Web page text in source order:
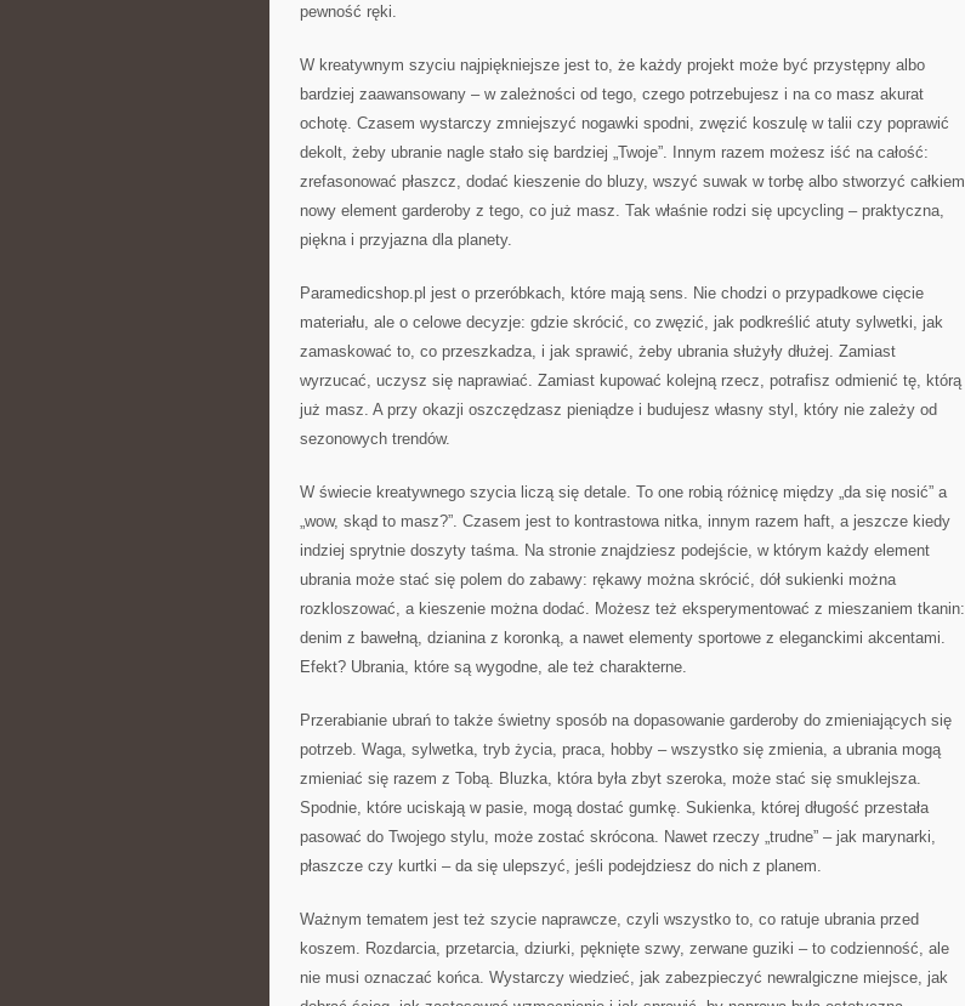
pewność ręki.
W kreatywnym szyciu najpiękniejsze jest to, że każdy projekt może być przystępny albo
bardziej zaawansowany – w zależności od tego, czego potrzebujesz i na co masz akurat
ochotę. Czasem wystarczy zmniejszyć nogawki spodni, zwęzić koszulę w talii czy poprawić
dekolt, żeby ubranie nagle stało się bardziej „Twoje”. Innym razem możesz iść na całość:
zrefasonować płaszcz, dodać kieszenie do bluzy, wszyć suwak w torbę albo stworzyć całkiem
nowy element garderoby z tego, co już masz. Tak właśnie rodzi się upcycling – praktyczna,
piękna i przyjazna dla planety.
Paramedicshop.pl jest o przeróbkach, które mają sens. Nie chodzi o przypadkowe cięcie
materiału, ale o celowe decyzje: gdzie skrócić, co zwęzić, jak podkreślić atuty sylwetki, jak
zamaskować to, co przeszkadza, i jak sprawić, żeby ubrania służyły dłużej. Zamiast
wyrzucać, uczysz się naprawiać. Zamiast kupować kolejną rzecz, potrafisz odmienić tę, którą
już masz. A przy okazji oszczędzasz pieniądze i budujesz własny styl, który nie zależy od
sezonowych trendów.
W świecie kreatywnego szycia liczą się detale. To one robią różnicę między „da się nosić” a
„wow, skąd to masz?”. Czasem jest to kontrastowa nitka, innym razem haft, a jeszcze kiedy
indziej sprytnie doszyty taśma. Na stronie znajdziesz podejście, w którym każdy element
ubrania może stać się polem do zabawy: rękawy można skrócić, dół sukienki można
rozkloszować, a kieszenie można dodać. Możesz też eksperymentować z mieszaniem tkanin:
denim z bawełną, dzianina z koronką, a nawet elementy sportowe z eleganckimi akcentami.
Efekt? Ubrania, które są wygodne, ale też charakterne.
Przerabianie ubrań to także świetny sposób na dopasowanie garderoby do zmieniających się
potrzeb. Waga, sylwetka, tryb życia, praca, hobby – wszystko się zmienia, a ubrania mogą
zmieniać się razem z Tobą. Bluzka, która była zbyt szeroka, może stać się smuklejsza.
Spodnie, które uciskają w pasie, mogą dostać gumkę. Sukienka, której długość przestała
pasować do Twojego stylu, może zostać skrócona. Nawet rzeczy „trudne” – jak marynarki,
płaszcze czy kurtki – da się ulepszyć, jeśli podejdziesz do nich z planem.
Ważnym tematem jest też szycie naprawcze, czyli wszystko to, co ratuje ubrania przed
koszem. Rozdarcia, przetarcia, dziurki, pęknięte szwy, zerwane guziki – to codzienność, ale
nie musi oznaczać końca. Wystarczy wiedzieć, jak zabezpieczyć newralgiczne miejsce, jak